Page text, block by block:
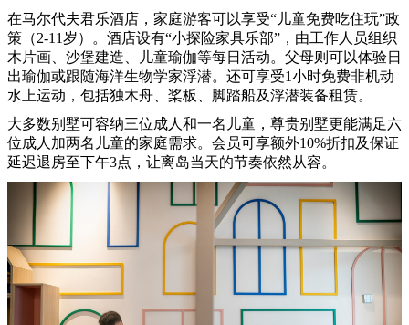
在马尔代夫君乐酒店，家庭游客可以享受“儿童免费吃住玩”政
策（2-11岁）。酒店设有“小探险家具乐部”，由工作人员组织
木片画、沙堡建造、儿童瑜伽等每日活动。父母则可以体验日
出瑜伽或跟随海洋生物学家浮潜。还可享受1小时免费非机动
水上运动，包括独木舟、桨板、脚踏船及浮潜装备租赁。
大多数别墅可容纳三位成人和一名儿童，尊贵别墅更能满足六
位成人加两名儿童的家庭需求。会员可享额外10%折扣及保证
延迟退房至下午3点，让离岛当天的节奏依然从容。